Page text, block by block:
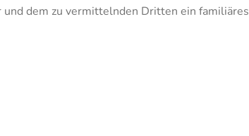
dem zu vermittelnden Dritten ein familiäres